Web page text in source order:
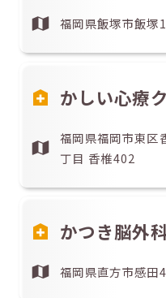
福岡県飯塚市飯塚
かしい心療
福岡県福岡市東
丁目 香椎402
かつき脳外
福岡県直方市感田